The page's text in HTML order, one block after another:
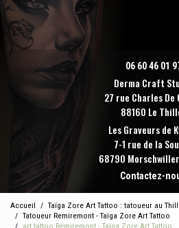
06 60 46 01
Derma Craft
27 rue Charles De
88160 Le
Les Graveurs de
7-1 rue de la
68790
Contactez-
Accueil
Taïga Zore Art Tattoo : tatoueur au
Tatoueur Remiremont - Taïga Zore Art Tattoo
art tattoo Remiremont - Taïga Zore Art Tattoo